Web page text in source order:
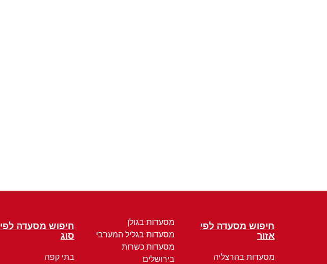
חיפוש מסעדה לפי
אזור
מסעדות בהרצליה
מסעדות בגולן
מסעדות בגליל המערבי
מסעדות כשרות
בירושלים
חיפוש מסעדה לפי
סוג
בתי קפה